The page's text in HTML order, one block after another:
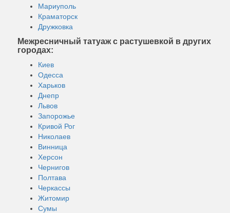
Мариуполь
Краматорск
Дружковка
Межресничный татуаж с растушевкой в других
городах:
Киев
Одесса
Харьков
Днепр
Львов
Запорожье
Кривой Рог
Николаев
Винница
Херсон
Чернигов
Полтава
Черкассы
Житомир
Сумы